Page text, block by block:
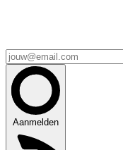
Aanmelden